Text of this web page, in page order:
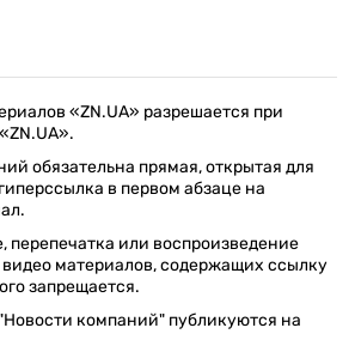
«ZN.UA» разрешается при
обязательна прямая, открытая для
в первом абзаце на
перепечатка или воспроизведение
материалов, содержащих ссылку
запрещается.
компаний" публикуются на